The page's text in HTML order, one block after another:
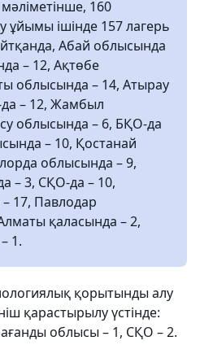
160
ұйымы ішінде 157 лагерь
Абай облысында
– 12, Ақтөбе
облысында – 14, Атырау
– 12, Жамбыл
облысында – 6, БҚО-да
– 10, Қостанай
облысында – 9,
– 3, СҚО-да – 10,
17, Павлодар
қаласында – 2,
1.
қорытынды алу
қарастырылу үстінде:
облысы – 1, СҚО – 2.